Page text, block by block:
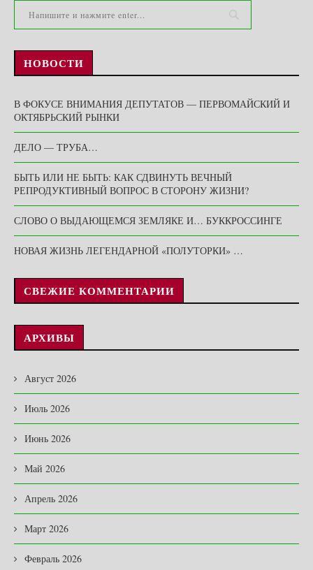
НОВОСТИ
В ФОКУСЕ ВНИМАНИЯ ДЕПУТАТОВ — ПЕРВОМАЙСКИЙ И
ОКТЯБРЬСКИЙ РЫНКИ
ДЕЛО — ТРУБА…
БЫТЬ ИЛИ НЕ БЫТЬ: КАК СДВИНУТЬ ВЕЧНЫЙ
РЕПРОДУКТИВНЫЙ ВОПРОС В СТОРОНУ ЖИЗНИ?
СЛОВО О ВЫДАЮЩЕМСЯ ЗЕМЛЯКЕ И… БУККРОССИНГЕ
НОВАЯ ЖИЗНЬ ЛЕГЕНДАРНОЙ «ПОЛУТОРКИ» …
СВЕЖИЕ КОММЕНТАРИИ
АРХИВЫ
Август 2026
Июль 2026
Июнь 2026
Май 2026
Апрель 2026
Март 2026
Февраль 2026